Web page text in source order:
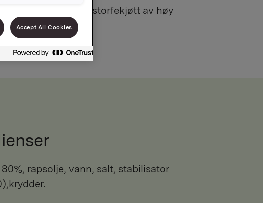
marinert, renskåret storfekjøtt av høy
Accept All Cookies